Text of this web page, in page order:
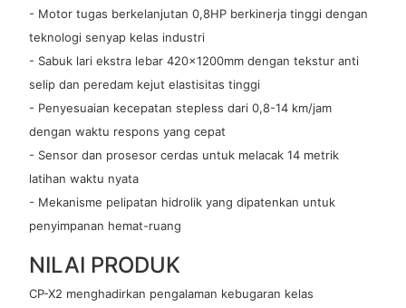
- Motor tugas berkelanjutan 0,8HP berkinerja tinggi dengan
teknologi senyap kelas industri
- Sabuk lari ekstra lebar 420×1200mm dengan tekstur anti
selip dan peredam kejut elastisitas tinggi
- Penyesuaian kecepatan stepless dari 0,8-14 km/jam
dengan waktu respons yang cepat
- Sensor dan prosesor cerdas untuk melacak 14 metrik
latihan waktu nyata
- Mekanisme pelipatan hidrolik yang dipatenkan untuk
penyimpanan hemat-ruang
NILAI PRODUK
CP-X2 menghadirkan pengalaman kebugaran kelas